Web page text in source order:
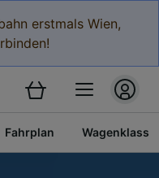
erstmals Wien,
Fahrplan